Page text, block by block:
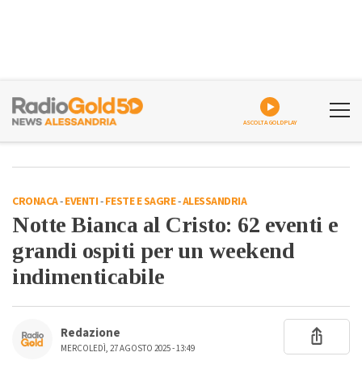
ASCOLTA GOLDPLAY
CRONACA-EVENTI-FESTE E SAGRE-ALESSANDRIA
Notte Bianca al Cristo: 62 eventi e
grandi ospiti per un weekend
indimenticabile
Redazione
MERCOLEDÌ, 27 AGOSTO 2025 - 13:49